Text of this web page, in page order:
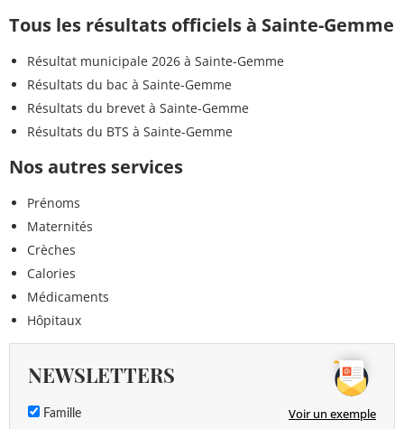
Tous les résultats officiels à Sainte-Gemme
Résultat municipale 2026 à Sainte-Gemme
Résultats du bac à Sainte-Gemme
Résultats du brevet à Sainte-Gemme
Résultats du BTS à Sainte-Gemme
Nos autres services
Prénoms
Maternités
Crèches
Calories
Médicaments
Hôpitaux
NEWSLETTERS
Famille Voir un exemple